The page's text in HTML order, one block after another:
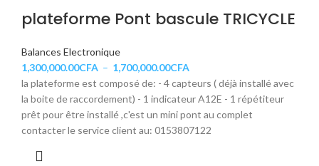
plateforme Pont bascule TRICYCLE
Balances Electronique
1,300,000.00CFA – 1,700,000.00CFA
la plateforme est composé de: - 4 capteurs ( déjà installé avec
la boite de raccordement) - 1 indicateur A12E - 1 répétiteur
prêt pour être installé ,c'est un mini pont au complet
contacter le service client au: 0153807122